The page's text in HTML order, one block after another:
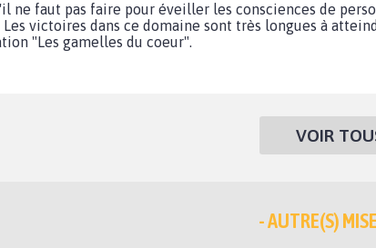
ne faut pas faire pour éveiller les consciences de
Les victoires dans ce domaine sont très longues à
"Les gamelles du coeur".
VOIR
- AUTRE(S)